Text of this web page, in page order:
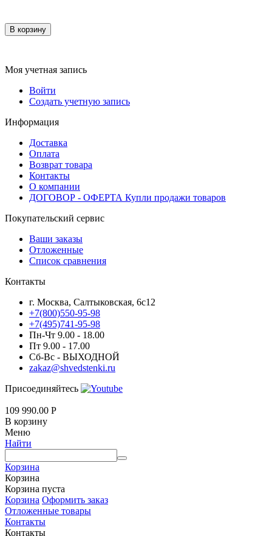
В корзину
Моя учетная запись
Войти
Создать учетную запись
Информация
Доставка
Оплата
Возврат товара
Контакты
О компании
ДОГОВОР - ОФЕРТА Купли продажи товаров
Покупательский сервис
Ваши заказы
Отложенные
Список сравнения
Контакты
г. Москва, Салтыковская, 6с12
+7(800)550-95-98
+7(495)741-95-98
Пн-Чт 9.00 - 18.00
Пт 9.00 - 17.00
Сб-Вс - ВЫХОДНОЙ
zakaz@shvedstenki.ru
Присоединяйтесь
109 990.00 Р
В корзину
Меню
Найти
Корзина
Корзина
Корзина пуста
Корзина Оформить заказ
Отложенные товары
Контакты
Контакты